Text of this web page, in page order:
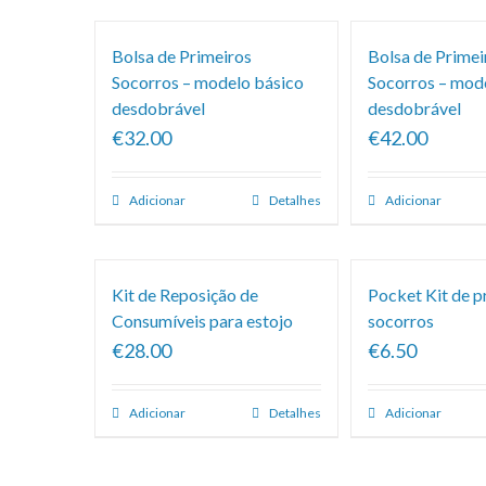
Bolsa de Primeiros
Socorros – modelo básico
desdobrável
€32.00
Adicionar Detalhes
Bolsa de
Socorros –
desdobrável
€42.00
Adicionar
Kit de Reposição de
Consumíveis para estojo
€28.00
Adicionar Detalhes
Pocket Kit de
socorros
€6.50
Adicionar